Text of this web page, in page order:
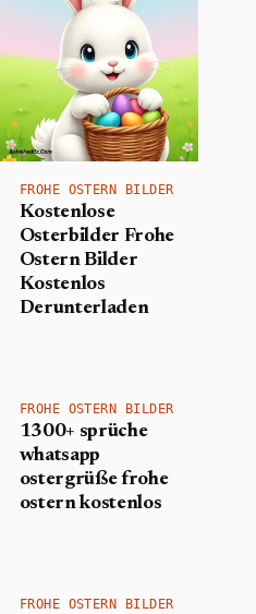
FROHE OSTERN BILDER
Kostenlose
Osterbilder Frohe
Ostern Bilder
Kostenlos
Derunterladen
FROHE OSTERN BILDER
1300+ sprüche
whatsapp
ostergrüße frohe
ostern kostenlos
FROHE OSTERN BILDER